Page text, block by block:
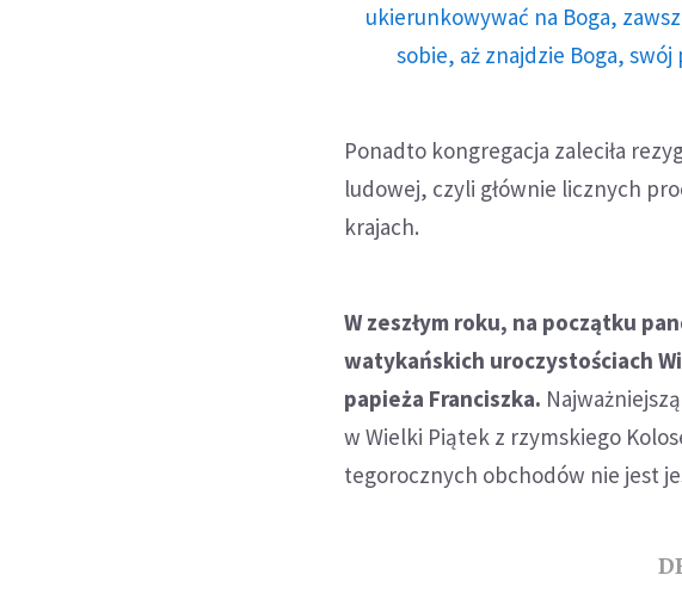
ukierunkowywać na Boga,
sobie, aż znajdzie Boga,
Ponadto kongregacja zaleciła
ludowej, czyli głównie licznych
krajach.
W zeszłym roku, na początku
watykańskich uroczystościach
papieża Franciszka.
w Wielki Piątek z rzymskiego
tegorocznych obchodów nie jest